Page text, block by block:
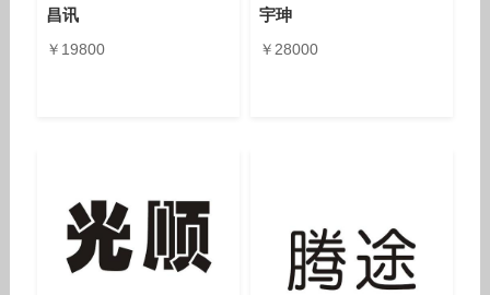
昌讯
￥19800
宇珅
￥28000